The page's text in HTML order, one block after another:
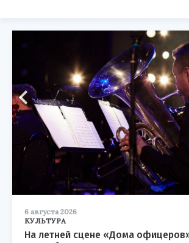
6 августа 2026
КУЛЬТУРА
На летней сцене «Дома